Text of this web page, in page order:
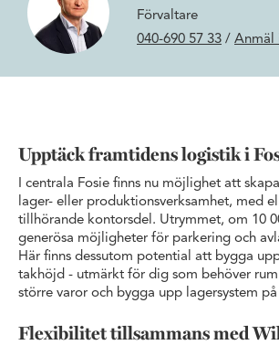
Förvaltare
040-690 57 33 / Anmäl
Upptäck framtidens logistik i
I centrala Fosie finns nu möjlighet att
lager- eller produktionsverksamhet, med
tillhörande kontorsdel. Utrymmet, om 10
generösa möjligheter för parkering och
Här finns dessutom potential att bygga
takhöjd - utmärkt för dig som behöver
större varor och bygga upp lagersystem
Flexibilitet tillsammans med